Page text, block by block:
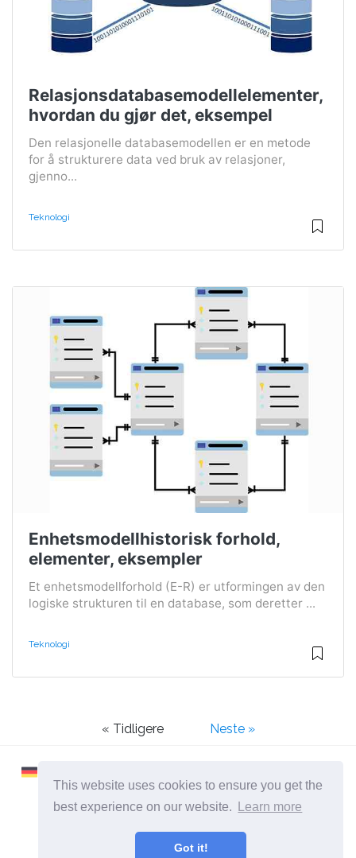
This website uses cookies to ensure you get the
best experience on our website.
Learn more
Got it!
Relasjonsdatabasemodellelementer,
hvordan du gjør det, eksempel
Den relasjonelle databasemodellen er en metode
for å strukturere data ved bruk av relasjoner,
gjenno...
Teknologi
Enhetsmodellhistorisk forhold,
elementer, eksempler
Et enhetsmodellforhold (E-R) er utformingen av den
logiske strukturen til en database, som deretter ...
Teknologi
« Tidligere Neste »
2026 ©Learnaboutworld
Alle Kategorier